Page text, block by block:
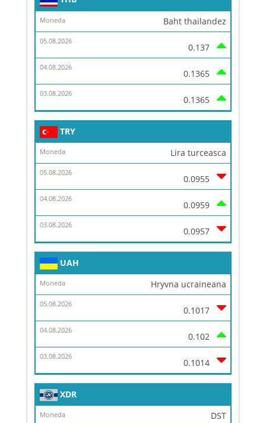
Baht thailandez
0.137
0.1365
0.1365
TRY
Lira turceasca
0.0955
0.0959
0.0957
UAH
Hryvna ucraineana
0.1017
0.102
0.1014
XDR
DST